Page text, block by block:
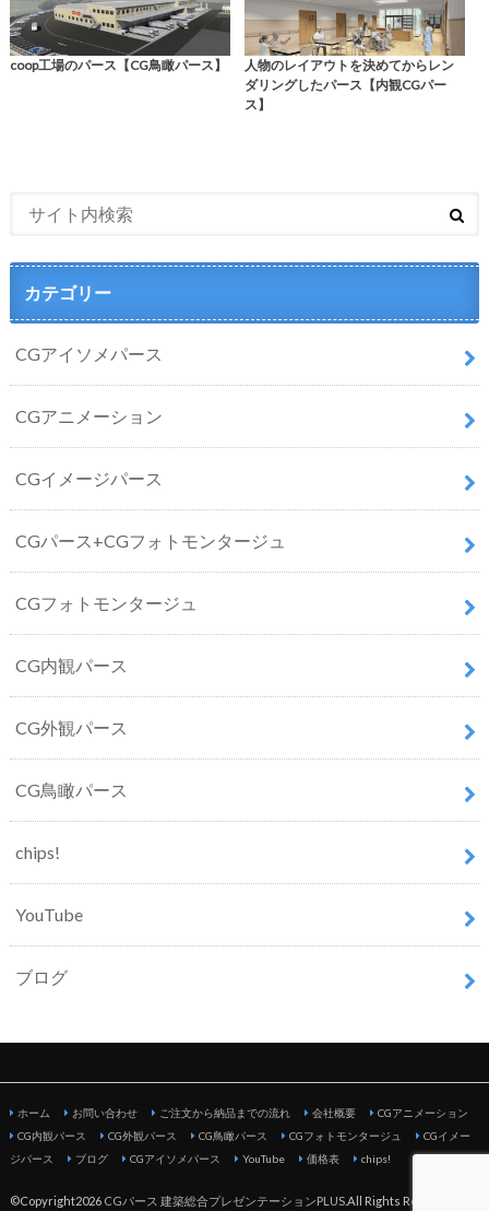
coop工場のパース【CG鳥瞰パース】
人物のレイアウトを決めてからレン
ダリングしたパース【内観CGパー
ス】
カテゴリー
CGアイソメパース
CGアニメーション
CGイメージパース
CGパース+CGフォトモンタージュ
CGフォトモンタージュ
CG内観パース
CG外観パース
CG鳥瞰パース
chips!
YouTube
ブログ
ホーム お問い合わせ ご注文から納品までの流れ 会社概要
CGアニメーション
CG内観パース
CG外観パース CG鳥瞰パース CGフォトモンタージュ
CGイメー
ジパース
ブログ CGアイソメパース YouTube 価格表 chips!
©Copyright2026 CGパース 建築総合プレゼンテーションPLUS.All Rights Reserved.